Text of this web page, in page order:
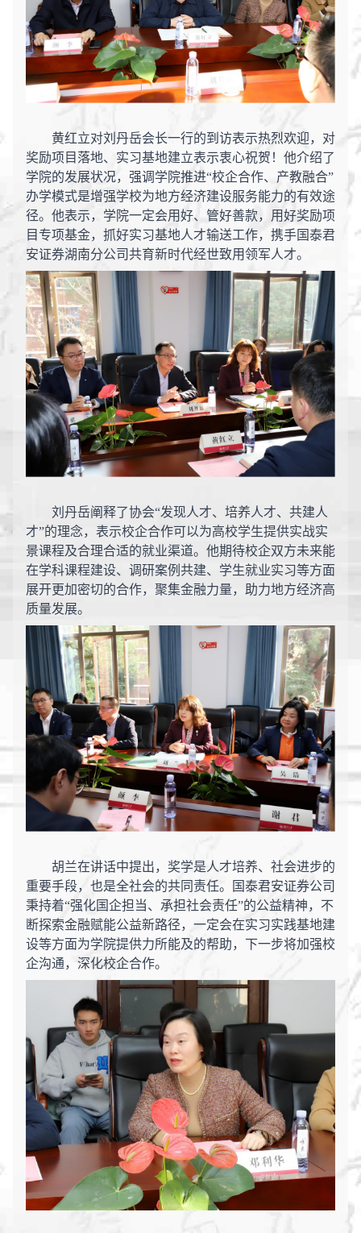
黄红立对刘丹岳会长一行的到访表示热烈欢迎，对
奖励项目落地、实习基地建立表示衷心祝贺！他介绍了
学院的发展状况，强调学院推进“校企合作、产教融合”
办学模式是增强学校为地方经济建设服务能力的有效途
径。他表示，学院一定会用好、管好善款，用好奖励项
目专项基金，抓好实习基地人才输送工作，携手国泰君
安证券湖南分公司共育新时代经世致用领军人才。
刘丹岳阐释了协会“发现人才、培养人才、共建人
才”的理念，表示校企合作可以为高校学生提供实战实
景课程及合理合适的就业渠道。他期待校企双方未来能
在学科课程建设、调研案例共建、学生就业实习等方面
展开更加密切的合作，聚集金融力量，助力地方经济高
质量发展。
胡兰在讲话中提出，奖学是人才培养、社会进步的
重要手段，也是全社会的共同责任。国泰君安证券公司
秉持着“强化国企担当、承担社会责任”的公益精神，不
断探索金融赋能公益新路径，一定会在实习实践基地建
设等方面为学院提供力所能及的帮助，下一步将加强校
企沟通，深化校企合作。